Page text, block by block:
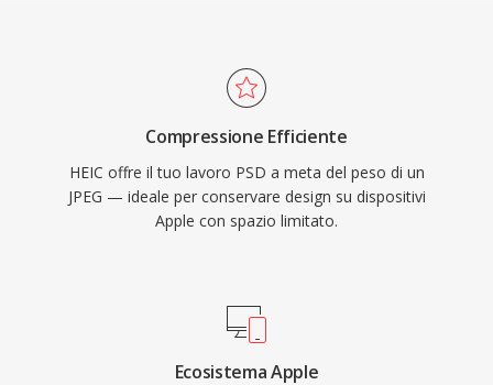
Compressione Efficiente
HEIC offre il tuo lavoro PSD a meta del peso di un
JPEG — ideale per conservare design su dispositivi
Apple con spazio limitato.
Ecosistema Apple